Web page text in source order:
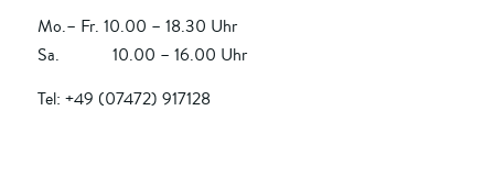
Mo.– Fr. 10.00 – 18.30 Uhr
Sa. 10.00 – 16.00 Uhr
Tel: +49 (07472) 917128